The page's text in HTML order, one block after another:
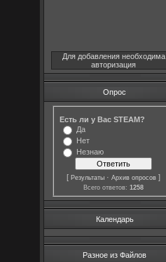
Для добавления необходима
авторизация
Опрос
Есть ли у Вас STEAM?
Да
Нет
Незнаю
[Результаты ·Архив опросов ]
Всего ответов:1258
Календарь
Разное из Файлов